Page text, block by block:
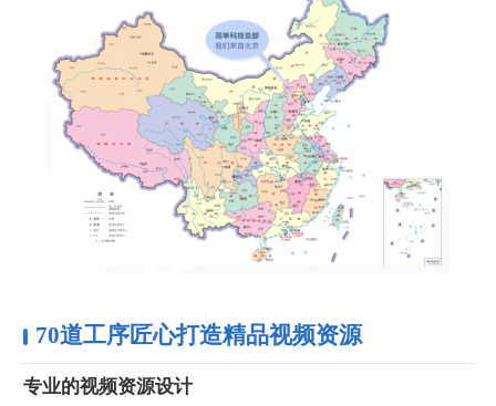
70道工序匠心打造精品视频资源
专业的视频资源设计